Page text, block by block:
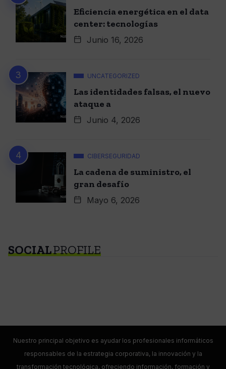
Eficiencia energética en el data
center: tecnologías
Junio 16, 2026
UNCATEGORIZED
Las identidades falsas, el nuevo
ataque a
Junio 4, 2026
CIBERSEGURIDAD
La cadena de suministro, el
gran desafío
Mayo 6, 2026
SOCIALPROFILE
Nuestro principal objetivo es ayudar los profesionales informáticos
responsables de la estrategia corporativa, la innovación y la
transformación tecnológica, ofreciendo información, formación y